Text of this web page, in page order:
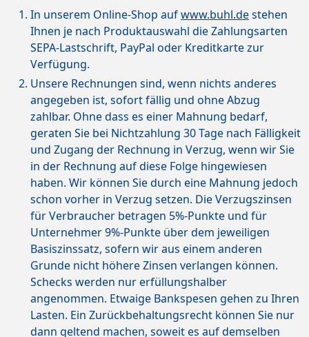
In unserem Online-Shop aufwww.buhl.destehen
Ihnen je nach Produktauswahl die Zahlungsarten
SEPA-Lastschrift, PayPal oder Kreditkarte zur
Verfügung.
Unsere Rechnungen sind, wenn nichts anderes
angegeben ist, sofort fällig und ohne Abzug
zahlbar. Ohne dass es einer Mahnung bedarf,
geraten Sie bei Nichtzahlung 30 Tage nach Fälligkeit
und Zugang der Rechnung in Verzug, wenn wir Sie
in der Rechnung auf diese Folge hingewiesen
haben. Wir können Sie durch eine Mahnung jedoch
schon vorher in Verzug setzen. Die Verzugszinsen
für Verbraucher betragen 5%-Punkte und für
Unternehmer 9%-Punkte über dem jeweiligen
Basiszinssatz, sofern wir aus einem anderen
Grunde nicht höhere Zinsen verlangen können.
Schecks werden nur erfüllungshalber
angenommen. Etwaige Bankspesen gehen zu Ihren
Lasten. Ein Zurückbehaltungsrecht können Sie nur
dann geltend machen, soweit es auf demselben